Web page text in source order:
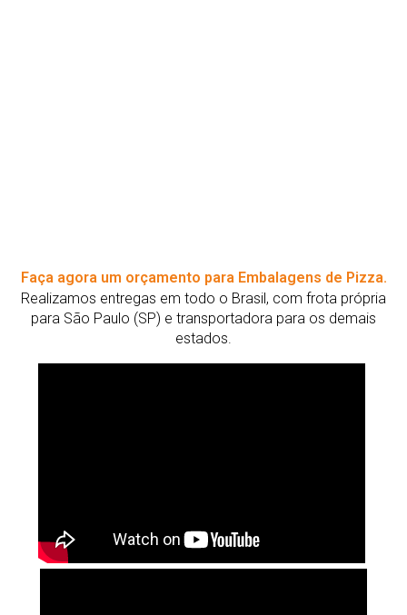
Faça agora um orçamento para Embalagens de Pizza.
Realizamos entregas em todo o Brasil, com frota própria
para São Paulo (SP) e transportadora para os demais
estados.